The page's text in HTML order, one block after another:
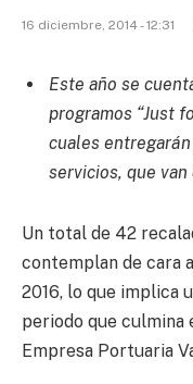
16 diciembre, 2014 - 12:31
Este año se
programos “Just
cuales
servicios, que van
Un total de 42
contemplan de cara
2016, lo que implica
periodo que culmina
Empresa Portuaria